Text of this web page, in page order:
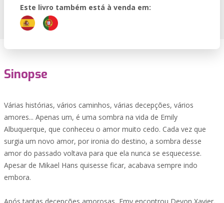
Este livro também está à venda em:
Sinopse
Várias histórias, vários caminhos, várias decepções, vários
amores... Apenas um, é uma sombra na vida de Emily
Albuquerque, que conheceu o amor muito cedo. Cada vez que
surgia um novo amor, por ironia do destino, a sombra desse
amor do passado voltava para que ela nunca se esquecesse.
Apesar de Mikael Hans quisesse ficar, acabava sempre indo
embora.